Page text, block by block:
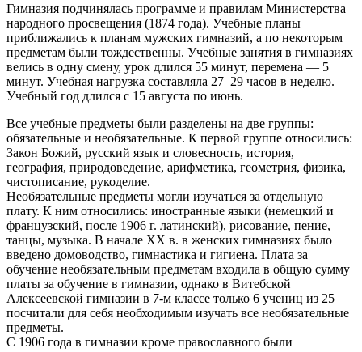
Гимназия подчинялась программе и правилам Министерства
народного просвещения (1874 года). Учебные планы
приближались к планам мужских гимназий, а по некоторым
предметам были тождественны. Учебные занятия в гимназиях
велись в одну смену, урок длился 55 минут, перемена — 5
минут. Учебная нагрузка составляла 27–29 часов в неделю.
Учебный год длился с 15 августа по июнь.
Все учебные предметы были разделены на две группы:
обязательные и необязательные. К первой группе относились:
Закон Божий, русский язык и словесность, история,
география, природоведение, арифметика, геометрия, физика,
чистописание, рукоделие.
Необязательные предметы могли изучаться за отдельную
плату. К ним относились: иностранные языки (немецкий и
французский, после 1906 г. латинский), рисование, пение,
танцы, музыка. В начале ХХ в. в женских гимназиях было
введено домоводство, гимнастика и гигиена. Плата за
обучение необязательным предметам входила в общую сумму
платы за обучение в гимназии, однако в Витебской
Алексеевской гимназии в 7-м классе только 6 учениц из 25
посчитали для себя необходимым изучать все необязательные
предметы.
С 1906 года в гимназии кроме православного были